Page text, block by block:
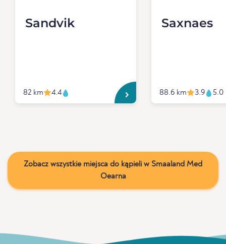
Sandvik
82 km 4.4
Saxnaes
88.6 km 3.9 5.0
Zobacz wszystkie miejsca do kąpieli w Smaaland Med
Oearna